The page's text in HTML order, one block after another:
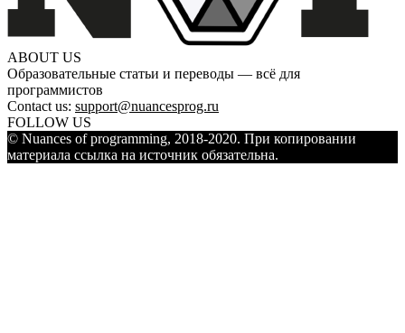
ABOUT US
Образовательные статьи и переводы — всё для
программистов
Contact us: support@nuancesprog.ru
FOLLOW US
© Nuances of programming, 2018-2020. При копировании
материала ссылка на источник обязательна.